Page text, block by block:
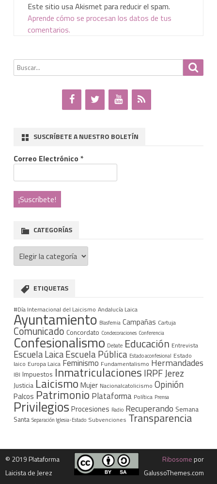
Este sitio usa Akismet para reducir el spam.
Aprende cómo se procesan los datos de tus
comentarios.
Buscar
por:
SUSCRÍBETE A NUESTRO BOLETÍN
Correo Electrónico *
CATEGORÍAS
Categorías
ETIQUETAS
#Día Internacional del Laicismo Andalucía Laica
Ayuntamiento Blasfemia Campañas Cartuja
Comunicado Concordato Condecoraciones Conferencia
Confesionalismo Debate Educación Entrevista
Escuela LaicaEscuela Pública Estado aconfesional Estado
laico Europa Laica Feminismo Fundamentalismo Hermandades
IBI Impuestos Inmatriculaciones IRPFJerez
Justicia Laicismo Mujer Nacionalcatolicismo Opinión
Palcos Patrimonio Plataforma Política Prensa
Privilegios Procesiones Radio Recuperando Semana
Santa Separación Iglesia-Estado Subvenciones Transparencia
© 2019 Plataforma
Laicista de Jerez
Ribosomepor
GalussoThemes.com